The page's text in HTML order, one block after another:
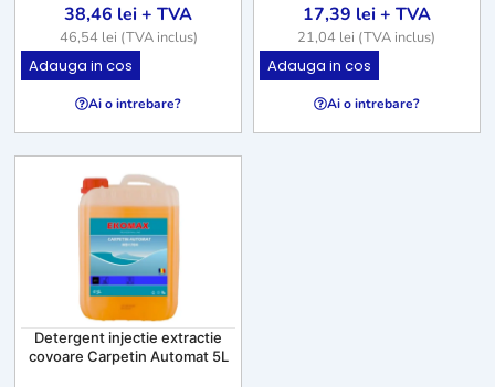
38,46 lei+ TVA
46,54 lei (TVA inclus)
Adauga in cos
Ai o intrebare?
17,39 lei+ TVA
21,04 lei (TVA inclus)
Adauga in cos
Ai o intrebare?
Detergent injectie extractie
covoare Carpetin Automat 5L